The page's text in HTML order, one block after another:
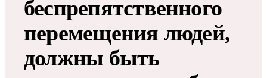
беспрепятственного
перемещения людей,
должны быть